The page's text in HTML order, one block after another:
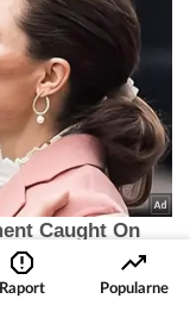
Raport
Popularne